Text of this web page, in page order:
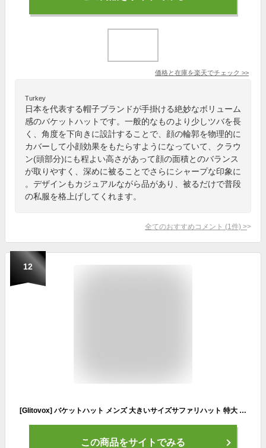
価格と在庫を楽天でチェック >>
Turkey
日本を代表する帽子ブランドが手掛ける絶妙なボリューム
感のバケットハットです。一般的なものより少しツバを長
く、角度を下向きに設計することで、顔の輪郭を物理的に
カバーして小顔効果をもたらすようになっていて、クラウ
ン(頭部分)にも程よい高さがあって顔の面積とのバランス
が取りやすく、深めに被ることでさらにシャープな印象に
。デザインもカジュアルながら品があり、被るだけで普段
の私服を格上げしてくれます。
全てのおすすめコメント (1 件) >
12
[Glitovox] バケットハット メンズ 大きいサイズサファリハット 特大 日除け帽子 帽子 春夏 UVカット 両面ウェアラブル あご紐 小顔効果 56-65CM
この商品をサイトでみる